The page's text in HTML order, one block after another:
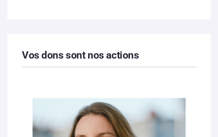
Vos dons sont nos actions